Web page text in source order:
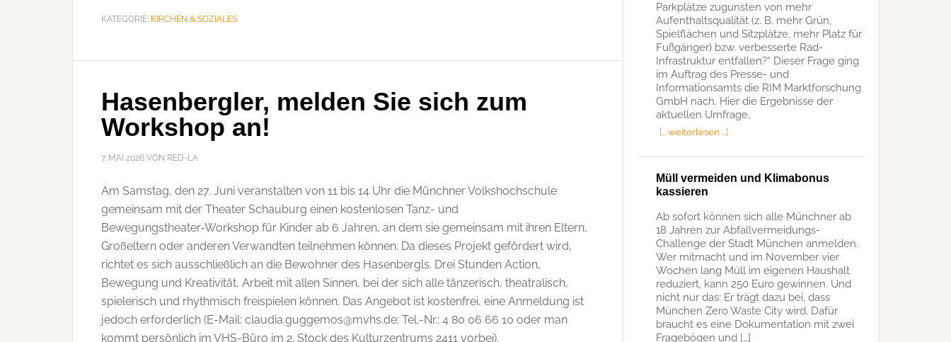
KATEGORIE: KIRCHEN & SOZIALES
Hasenbergler, melden Sie sich zum
Workshop an!
7. MAI 2026 VON RED-LA
Am Samstag, den 27. Juni veranstalten von 11 bis 14 Uhr die Münchner Volkshochschule
gemeinsam mit der Theater Schauburg einen kostenlosen Tanz- und
Bewegungstheater‑Workshop für Kinder ab 6 Jahren, an dem sie gemeinsam mit ihren Eltern,
Großeltern oder anderen Verwandten teilnehmen können. Da dieses Projekt gefördert wird,
richtet es sich ausschließlich an die Bewohner des Hasenbergls. Drei Stunden Action,
Bewegung und Kreativität, Arbeit mit allen Sinnen, bei der sich alle tänzerisch, theatralisch,
spielerisch und rhythmisch freispielen können. Das Angebot ist kostenfrei, eine Anmeldung ist
jedoch erforderlich (E-Mail: claudia.guggemos@mvhs.de; Tel.-Nr.: 4 80 06 66 10 oder man
kommt persönlich im VHS-Büro im 2. Stock des Kulturzentrums 2411 vorbei).
Parkplätze zugunsten von mehr
Aufenthaltsqualität (z. B. mehr Grün,
Spielflächen und Sitzplätze, mehr Platz für
Fußgänger) bzw. verbesserte Rad-
Infrastruktur entfallen?“ Dieser Frage ging
im Auftrag des Presse- und
Informationsamts die RIM Marktforschung
GmbH nach. Hier die Ergebnisse der
aktuellen Umfrage.
[… weiterlesen …]
Müll vermeiden und Klimabonus
kassieren
Ab sofort können sich alle Münchner ab
18 Jahren zur Abfallvermeidungs-
Challenge der Stadt München anmelden.
Wer mitmacht und im November vier
Wochen lang Müll im eigenen Haushalt
reduziert, kann 250 Euro gewinnen. Und
nicht nur das: Er trägt dazu bei, dass
München Zero Waste City wird. Dafür
braucht es eine Dokumentation mit zwei
Fragebögen und […]